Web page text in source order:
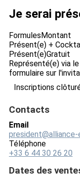
Je serai
FormulesMontant
Présent(e) +
Présent(e)Gratuit
Représenté(e) via
formulaire sur
Inscriptions
Contacts
Email
Téléphone
+33 6 44 30 26 20
Dates des